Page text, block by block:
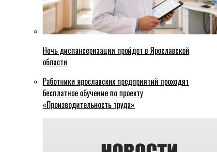
Ночь диспансеризации пройдет в Ярославской
области
Работники ярославских предприятий проходят
бесплатное обучение по проекту
«Производительность труда»